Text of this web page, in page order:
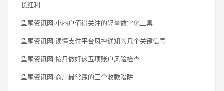
长红利
鱼尾资讯网·小商户值得关注的轻量数字化工具
鱼尾资讯网·读懂支付平台风控通知的几个关键信号
鱼尾资讯网·按月做好这五项账户风险检查
鱼尾资讯网·商户最常踩的三个收款陷阱